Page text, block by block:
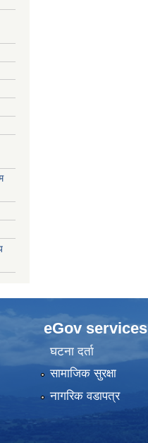
eGov services
घटना दर्ता
सामाजिक सुरक्षा
नागरिक वडापत्र